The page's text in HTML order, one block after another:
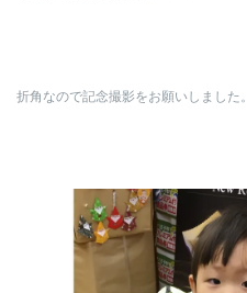
折角なので記念撮影をお願いしました。